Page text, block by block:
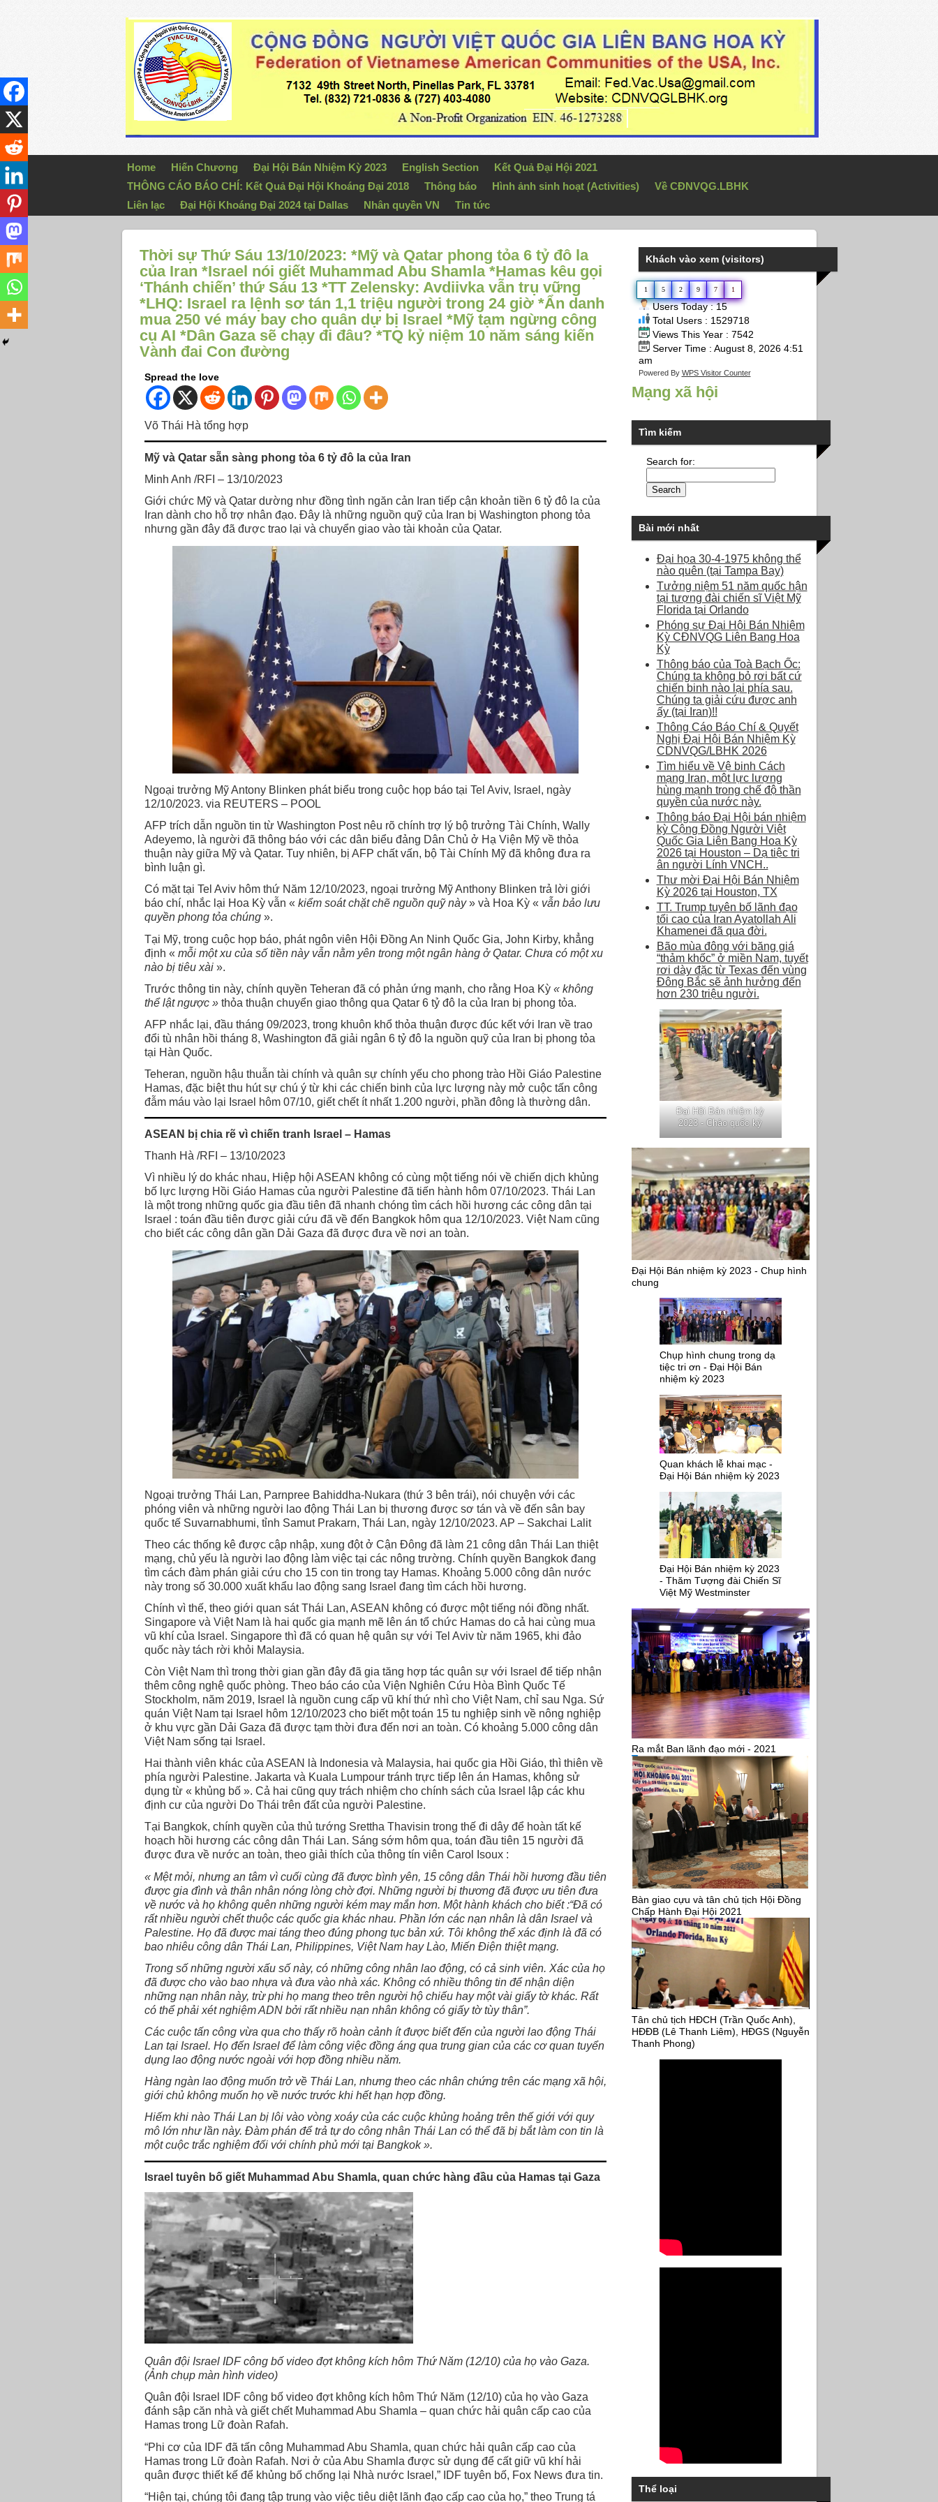
Home Hiến Chương Đại Hội Bán Nhiệm Kỳ 2023 English Section
Kết Quả Đại Hội 2021
THÔNG CÁO BÁO CHÍ: Kết Quả Đại Hội Khoáng Đại 2018
Thông báo Hình ảnh sinh hoạt (Activities)
Về CĐNVQG.LBHK
Liên lạc
Đại Hội Khoáng Đại 2024 tại Dallas Nhân quyền VN Tin tức
Thời sự Thứ Sáu 13/10/2023: *Mỹ và Qatar phong tỏa 6 tỷ đô la
của Iran *Israel nói giết Muhammad Abu Shamla *Hamas kêu gọi
‘Thánh chiến’ thứ Sáu 13 *TT Zelensky: Avdiivka vẫn trụ vững
*LHQ: Israel ra lệnh sơ tán 1,1 triệu người trong 24 giờ *Ẩn danh
mua 250 vé máy bay cho quân dự bị Israel *Mỹ tạm ngừng công
cụ AI *Dân Gaza sẽ chạy đi đâu? *TQ kỷ niệm 10 năm sáng kiến
Vành đai Con đường
Spread the love
Võ Thái Hà tổng hợp
Mỹ và Qatar sẵn sàng phong tỏa 6 tỷ đô la của Iran
Minh Anh /RFI – 13/10/2023
Giới chức Mỹ và Qatar dường như đồng tình ngăn cản Iran tiếp cận khoản tiền 6 tỷ đô la của
Iran dành cho hỗ trợ nhân đạo. Đây là những nguồn quỹ của Iran bị Washington phong tỏa
nhưng gần đây đã được trao lại và chuyển giao vào tài khoản của Qatar.
Ngoại trưởng Mỹ Antony Blinken phát biểu trong cuộc họp báo tại Tel Aviv, Israel, ngày
12/10/2023. via REUTERS – POOL
AFP trích dẫn nguồn tin từ Washington Post nêu rõ chính trợ lý bộ trưởng Tài Chính, Wally
Adeyemo, là người đã thông báo với các dân biểu đảng Dân Chủ ở Hạ Viện Mỹ về thỏa
thuận này giữa Mỹ và Qatar. Tuy nhiên, bị AFP chất vấn, bộ Tài Chính Mỹ đã không đưa ra
bình luận gì.
Có mặt tại Tel Aviv hôm thứ Năm 12/10/2023, ngoại trưởng Mỹ Anthony Blinken trả lời giới
báo chí, nhắc lại Hoa Kỳ vẫn « kiểm soát chặt chẽ nguồn quỹ này» và Hoa Kỳ « vẫn bảo lưu
quyền phong tỏa chúng».
Tại Mỹ, trong cuộc họp báo, phát ngôn viên Hội Đồng An Ninh Quốc Gia, John Kirby, khẳng
định « mỗi một xu của số tiền này vẫn nằm yên trong một ngân hàng ở Qatar. Chưa có một xu
nào bị tiêu xài».
Trước thông tin này, chính quyền Teheran đã có phản ứng mạnh, cho rằng Hoa Kỳ« không
thể lật ngược »thỏa thuận chuyển giao thông qua Qatar 6 tỷ đô la của Iran bị phong tỏa.
AFP nhắc lại, đầu tháng 09/2023, trong khuôn khổ thỏa thuận được đúc kết với Iran về trao
đổi tù nhân hồi tháng 8, Washington đã giải ngân 6 tỷ đô la nguồn quỹ của Iran bị phong tỏa
tại Hàn Quốc.
Teheran, nguồn hậu thuẫn tài chính và quân sự chính yếu cho phong trào Hồi Giáo Palestine
Hamas, đặc biệt thu hút sự chú ý từ khi các chiến binh của lực lượng này mở cuộc tấn công
đẫm máu vào lại Israel hôm 07/10, giết chết ít nhất 1.200 người, phần đông là thường dân.
ASEAN bị chia rẽ vì chiến tranh Israel – Hamas
Thanh Hà /RFI – 13/10/2023
Vì nhiều lý do khác nhau, Hiệp hội ASEAN không có cùng một tiếng nói về chiến dịch khủng
bố lực lượng Hồi Giáo Hamas của người Palestine đã tiến hành hôm 07/10/2023. Thái Lan
là một trong những quốc gia đầu tiên đã nhanh chóng tìm cách hồi hương các công dân tại
Israel : toán đầu tiên được giải cứu đã về đến Bangkok hôm qua 12/10/2023. Việt Nam cũng
cho biết các công dân gần Dải Gaza đã được đưa về nơi an toàn.
Ngoại trưởng Thái Lan, Parnpree Bahiddha-Nukara (thứ 3 bên trái), nói chuyện với các
phóng viên và những người lao động Thái Lan bị thương được sơ tán và về đến sân bay
quốc tế Suvarnabhumi, tỉnh Samut Prakarn, Thái Lan, ngày 12/10/2023. AP – Sakchai Lalit
Theo các thống kê được cập nhập, xung đột ở Cận Đông đã làm 21 công dân Thái Lan thiệt
mạng, chủ yếu là người lao động làm việc tại các nông trường. Chính quyền Bangkok đang
tìm cách đàm phán giải cứu cho 15 con tin trong tay Hamas. Khoảng 5.000 công dân nước
này trong số 30.000 xuất khẩu lao động sang Israel đang tìm cách hồi hương.
Chính vì thế, theo giới quan sát Thái Lan, ASEAN không có được một tiếng nói đồng nhất.
Singapore và Việt Nam là hai quốc gia mạnh mẽ lên án tổ chức Hamas do cả hai cùng mua
vũ khí của Israel. Singapore thì đã có quan hệ quân sự với Tel Aviv từ năm 1965, khi đảo
quốc này tách rời khỏi Malaysia.
Còn Việt Nam thì trong thời gian gần đây đã gia tăng hợp tác quân sự với Israel để tiếp nhận
thêm công nghệ quốc phòng. Theo báo cáo của Viện Nghiên Cứu Hòa Bình Quốc Tế
Stockholm, năm 2019, Israel là nguồn cung cấp vũ khí thứ nhì cho Việt Nam, chỉ sau Nga. Sứ
quán Việt Nam tại Israel hôm 12/10/2023 cho biết một toán 15 tu nghiệp sinh về nông nghiệp
ở khu vực gần Dải Gaza đã được tạm thời đưa đến nơi an toàn. Có khoảng 5.000 công dân
Việt Nam sống tại Israel.
Hai thành viên khác của ASEAN là Indonesia và Malaysia, hai quốc gia Hồi Giáo, thì thiên về
phía người Palestine. Jakarta và Kuala Lumpour tránh trực tiếp lên án Hamas, không sử
dụng từ « khủng bố ». Cả hai cũng quy trách nhiệm cho chính sách của Israel lập các khu
định cư của người Do Thái trên đất của người Palestine.
Tại Bangkok, chính quyền của thủ tướng Srettha Thavisin trong thế đi dây để hoàn tất kế
hoạch hồi hương các công dân Thái Lan. Sáng sớm hôm qua, toán đầu tiên 15 người đã
được đưa về nước an toàn, theo giải thích của thông tín viên Carol Isoux :
« Mệt mỏi, nhưng an tâm vì cuối cùng đã được bình yên, 15 công dân Thái hồi hương đầu tiên
được gia đình và thân nhân nóng lòng chờ đợi. Những người bị thương đã được ưu tiên đưa
về nước và họ không quên những người kém may mắn hơn. Một hành khách cho biết :“Đã có
rất nhiều người chết thuộc các quốc gia khác nhau. Phần lớn các nạn nhân là dân Israel và
Palestine. Họ đã được mai táng theo đúng phong tục bản xứ. Tôi không thể xác định là đã có
bao nhiêu công dân Thái Lan, Philippines, Việt Nam hay Lào, Miến Điện thiệt mạng.
Trong số những người xấu số này, có những công nhân lao động, có cả sinh viên. Xác của họ
đã được cho vào bao nhựa và đưa vào nhà xác. Không có nhiều thông tin để nhận diện
những nạn nhân này, trừ phi họ mang theo trên người hộ chiếu hay một vài giấy tờ khác. Rất
có thể phải xét nghiệm ADN bởi rất nhiều nạn nhân không có giấy tờ tùy thân”.
Các cuộc tấn công vừa qua cho thấy rõ hoàn cảnh ít được biết đến của người lao động Thái
Lan tại Israel. Họ đến Israel để làm công việc đồng áng qua trung gian của các cơ quan tuyển
dụng lao động nước ngoài với hợp đồng nhiều năm.
Hàng ngàn lao động muốn trở về Thái Lan, nhưng theo các nhân chứng trên các mạng xã hội,
giới chủ không muốn họ về nước trước khi hết hạn hợp đồng.
Hiếm khi nào Thái Lan bị lôi vào vòng xoáy của các cuộc khủng hoảng trên thế giới với quy
mô lớn như lần này. Đàm phán để trả tự do công nhân Thái Lan có thể đã bị bắt làm con tin là
một cuộc trắc nghiệm đối với chính phủ mới tại Bangkok ».
Israel tuyên bố giết Muhammad Abu Shamla, quan chức hàng đầu của Hamas tại Gaza
Quân đội Israel IDF công bố video đợt không kích hôm Thứ Năm (12/10) của họ vào Gaza.
(Ảnh chụp màn hình video)
Quân đội Israel IDF công bố video đợt không kích hôm Thứ Năm (12/10) của họ vào Gaza
đánh sập căn nhà và giết chết Muhammad Abu Shamla – quan chức hải quân cấp cao của
Hamas trong Lữ đoàn Rafah.
“Phi cơ của IDF đã tấn công Muhammad Abu Shamla, quan chức hải quân cấp cao của
Hamas trong Lữ đoàn Rafah. Nơi ở của Abu Shamla được sử dụng để cất giữ vũ khí hải
quân được thiết kế để khủng bố chống lại Nhà nước Israel,” IDF tuyên bố, Fox News đưa tin.
“Hiện tại, chúng tôi đang tập trung vào việc tiêu diệt lãnh đạo cấp cao của họ,” theo Trung tá
Khách vào xem (visitors)
1 5 2 9 7 1
Users Today : 15
Total Users : 1529718
Views This Year : 7542
Server Time : August 8, 2026 4:51
am
Powered By WPS Visitor Counter
Mạng xã hội
Tìm kiếm
Search for:
Bài mới nhất
Đại họa 30-4-1975 không thể
nào quên (tại Tampa Bay)
Tưởng niệm 51 năm quốc hận
tại tượng đài chiến sĩ Việt Mỹ
Florida tại Orlando
Phóng sự Đại Hội Bán Nhiệm
Kỳ CĐNVQG Liên Bang Hoa
Kỳ
Thông báo của Toà Bạch Ốc:
Chúng ta không bỏ rơi bất cứ
chiến binh nào lại phía sau.
Chúng ta giải cứu được anh
ấy (tại Iran)!!
Thông Cáo Báo Chí & Quyết
Nghị Đại Hội Bán Nhiệm Kỳ
CDNVQG/LBHK 2026
Tìm hiểu về Vệ binh Cách
mạng Iran, một lực lượng
hùng mạnh trong chế độ thần
quyền của nước này.
Thông báo Đại Hội bán nhiệm
kỳ Cộng Đồng Người Việt
Quốc Gia Liên Bang Hoa Kỳ
2026 tại Houston – Dạ tiệc tri
ân người Lính VNCH..
Thư mời Đại Hội Bán Nhiệm
Kỳ 2026 tại Houston, TX
TT. Trump tuyên bố lãnh đạo
tối cao của Iran Ayatollah Ali
Khamenei đã qua đời.
Bão mùa đông với băng giá
“thảm khốc” ở miền Nam, tuyết
rơi dày đặc từ Texas đến vùng
Đông Bắc sẽ ảnh hưởng đến
hơn 230 triệu người.
Đại Hội Bán nhiệm kỳ
2023 - Chào quốc kỳ
Đại Hội Bán nhiệm kỳ 2023 - Chup hình
chung
Chụp hình chung trong dạ
tiệc tri ơn - Đại Hội Bán
nhiệm kỳ 2023
Quan khách lễ khai mạc -
Đại Hội Bán nhiệm kỳ 2023
Đại Hội Bán nhiệm kỳ 2023
- Thăm Tượng đài Chiến Sĩ
Việt Mỹ Westminster
Ra mắt Ban lãnh đạo mới - 2021
Bàn giao cựu và tân chủ tịch Hội Đồng
Chấp Hành Đại Hội 2021
Tân chủ tịch HĐCH (Trần Quốc Anh),
HĐĐB (Lê Thanh Liêm), HĐGS (Nguyễn
Thanh Phong)
Thể loại